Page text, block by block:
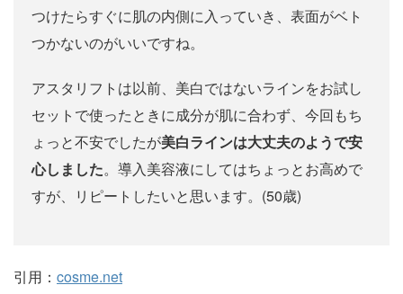
つけたらすぐに肌の内側に入っていき、表面がベト
つかないのがいいですね。
アスタリフトは以前、美白ではないラインをお試し
セットで使ったときに成分が肌に合わず、今回もち
ょっと不安でしたが美白ラインは大丈夫のようで安
心しました。導入美容液にしてはちょっとお高めで
すが、リピートしたいと思います。(50歳)
引用： cosme.net